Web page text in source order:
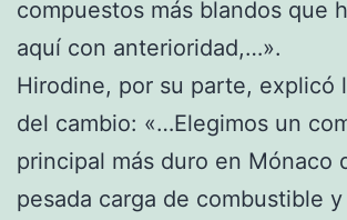
compuestos más blandos que
aquí con anterioridad,…».
Hirodine, por su parte, explicó
del cambio: «…Elegimos un
principal más duro en Mónaco
pesada carga de combustible